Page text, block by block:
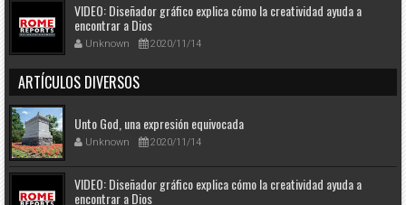
VIDEO: Diseñador gráfico explica cómo la creatividad ayuda a
encontrar a Dios
Unknown 2020/11/14
ARTÍCULOS DIVERSOS
Unto God, una expresión equivocada
Unknown 2020/11/14
VIDEO: Diseñador gráfico explica cómo la creatividad ayuda a
encontrar a Dios